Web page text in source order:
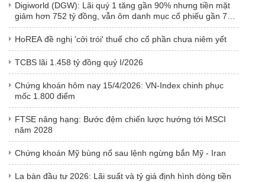
Digiworld (DGW): Lãi quý 1 tăng gần 90% nhưng tiền mặt
giảm hơn 752 tỷ đồng, vẫn ôm danh mục cổ phiếu gần 790
tỷ đồng
HoREA đề nghị 'cởi trói' thuế cho cổ phần chưa niêm yết
TCBS lãi 1.458 tỷ đồng quý I/2026
Chứng khoán hôm nay 15/4/2026: VN-Index chinh phục
mốc 1.800 điểm
FTSE nâng hạng: Bước đệm chiến lược hướng tới MSCI
năm 2028
Chứng khoán Mỹ bùng nổ sau lệnh ngừng bắn Mỹ - Iran
La bàn đầu tư 2026: Lãi suất và tỷ giá định hình dòng tiền